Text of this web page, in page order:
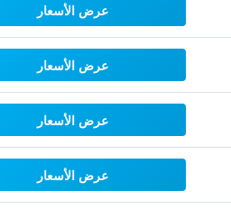
عرض الأسعار
عرض الأسعار
عرض الأسعار
عرض الأسعار